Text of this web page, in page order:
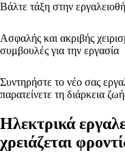
Βάλτε τάξη στην
Ασφαλής και ακριβής
συμβουλές για την εργασία
Συντηρήστε το νέο σας
παρατείνετε τη διάρκεια
Ηλεκτρικά
χρειάζεται